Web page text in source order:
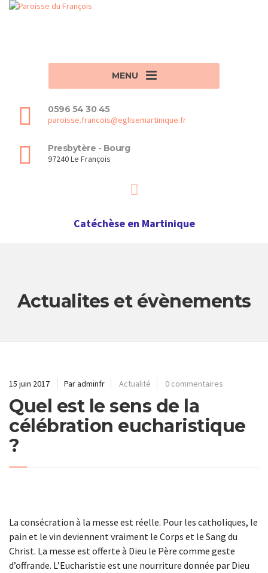
MENU
0596 54 30 45
paroisse.francois@eglisemartinique.fr
Presbytère - Bourg
97240 Le François
Catéchèse en Martinique
Actualites et évènements
15 juin 2017 Par adminfr Actualité 0 commentaires
Quel est le sens de la
célébration eucharistique
?
La consécration à la messe est réelle. Pour les catholiques, le
pain et le vin deviennent vraiment le Corps et le Sang du
Christ. La messe est offerte à Dieu le Père comme geste
d’offrande. L’Eucharistie est une nourriture donnée par Dieu